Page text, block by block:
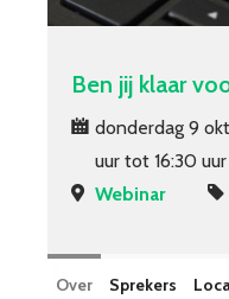
Ben jij klaar
donderdag 9
uur tot 16:30 uur
Webinar
Over Sprekers